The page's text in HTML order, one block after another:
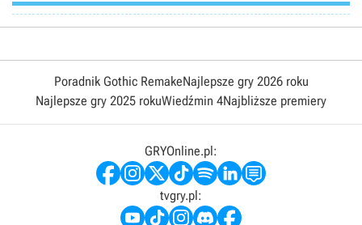
Poradnik Gothic RemakeNajlepsze gry 2026 roku
Najlepsze gry 2025 rokuWiedźmin 4Najbliższe premiery
GRYOnline.pl:
tvgry.pl: